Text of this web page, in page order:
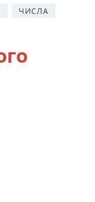
ЧИСЛА